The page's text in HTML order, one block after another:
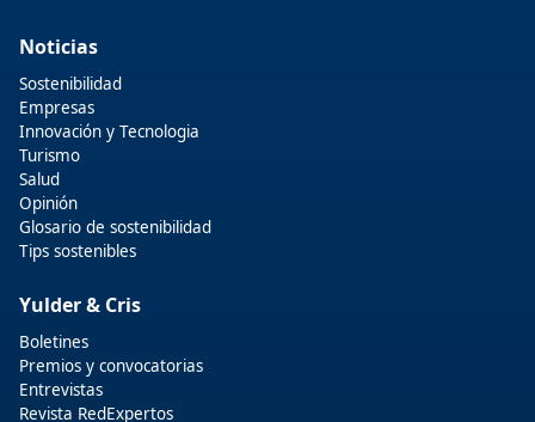
Noticias
Sostenibilidad
Empresas
Innovación y Tecnologia
Turismo
Salud
Opinión
Glosario de sostenibilidad
Tips sostenibles
Yulder & Cris
Boletines
Premios y convocatorias
Entrevistas
Revista RedExpertos